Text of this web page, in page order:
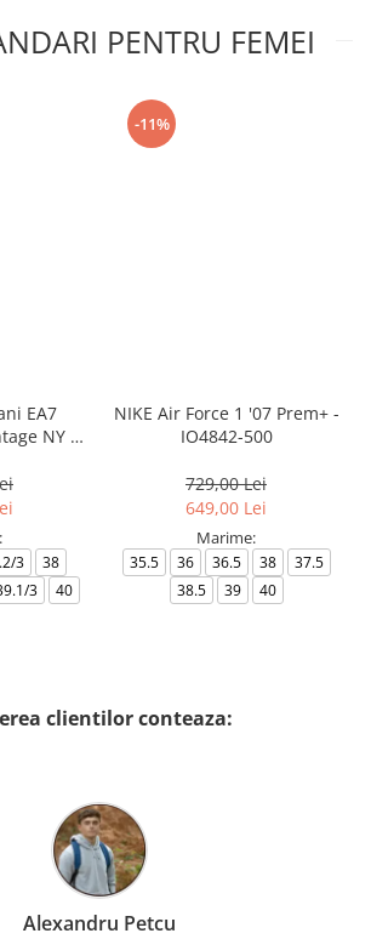
PENTRU FEMEI
EA7
NY -
3
38
3 40
-11%
NIKE Air Force 1 '07 Prem+ -
IO4842-500
729,00 Lei
649,00 Lei
Marime:
35.5 36 36.5 38
37.5
38.5
39 40
clientilor conteaza:
Alexandru Petcu